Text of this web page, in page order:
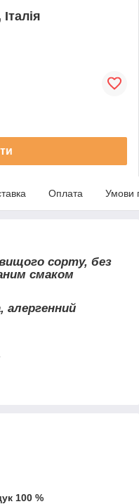
Оплата Умови
сорту, без
смаком
алергенний
100 %